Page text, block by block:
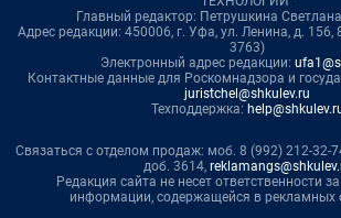
Главный редактор: Петрушкина
Адрес редакции: 450006, г. Уфа, ул. Ленина, д. 156,
3763)
Электронный адрес редакции:
Контактные данные для Роскомнадзора и
juristchel@shkulev.ru
Техподдержка:
Связаться с отделом продаж: моб. 8 (992) 212-32-
доб. 3614,
Редакция сайта не несет ответственности
информации, содержащейся в рекламных